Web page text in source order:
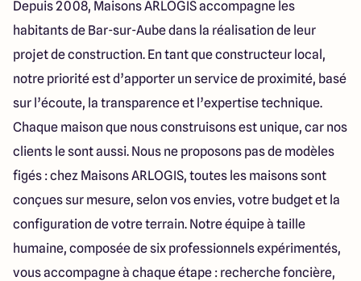
Depuis 2008, Maisons ARLOGIS accompagne les
habitants de Bar-sur-Aube dans la réalisation de leur
projet de construction. En tant que constructeur local,
notre priorité est d’apporter un service de proximité, basé
sur l’écoute, la transparence et l’expertise technique.
Chaque maison que nous construisons est unique, car nos
clients le sont aussi. Nous ne proposons pas de modèles
figés : chez Maisons ARLOGIS, toutes les maisons sont
conçues sur mesure, selon vos envies, votre budget et la
configuration de votre terrain. Notre équipe à taille
humaine, composée de six professionnels expérimentés,
vous accompagne à chaque étape : recherche foncière,